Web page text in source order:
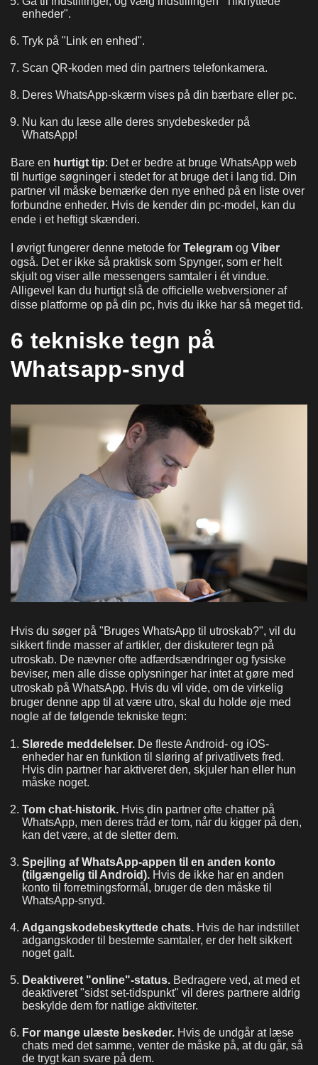
enheder".
Tryk på "Link en enhed".
Scan QR-koden med din partners telefonkamera.
Deres WhatsApp-skærm vises på din bærbare eller pc.
Nu kan du læse alle deres snydebeskeder på
WhatsApp!
Bare en hurtigt tip: Det er bedre at bruge WhatsApp web
til hurtige søgninger i stedet for at bruge det i lang tid. Din
partner vil måske bemærke den nye enhed på en liste over
forbundne enheder. Hvis de kender din pc-model, kan du
ende i et heftigt skænderi.
I øvrigt fungerer denne metode for Telegram og Viber
også. Det er ikke så praktisk som Spynger, som er helt
skjult og viser alle messengers samtaler i ét vindue.
Alligevel kan du hurtigt slå de officielle webversioner af
disse platforme op på din pc, hvis du ikke har så meget tid.
6 tekniske tegn på
Whatsapp-snyd
Hvis du søger på "Bruges WhatsApp til utroskab?", vil du
sikkert finde masser af artikler, der diskuterer tegn på
utroskab. De nævner ofte adfærdsændringer og fysiske
beviser, men alle disse oplysninger har intet at gøre med
utroskab på WhatsApp. Hvis du vil vide, om de virkelig
bruger denne app til at være utro, skal du holde øje med
nogle af de følgende tekniske tegn:
Slørede meddelelser. De fleste Android- og iOS-
enheder har en funktion til sløring af privatlivets fred.
Hvis din partner har aktiveret den, skjuler han eller hun
måske noget.
Tom chat-historik. Hvis din partner ofte chatter på
WhatsApp, men deres tråd er tom, når du kigger på den,
kan det være, at de sletter dem.
Spejling af WhatsApp-appen til en anden konto
(tilgængelig til Android). Hvis de ikke har en anden
konto til forretningsformål, bruger de den måske til
WhatsApp-snyd.
Adgangskodebeskyttede chats. Hvis de har indstillet
adgangskoder til bestemte samtaler, er der helt sikkert
noget galt.
Deaktiveret "online"-status. Bedragere ved, at med et
deaktiveret "sidst set-tidspunkt" vil deres partnere aldrig
beskylde dem for natlige aktiviteter.
For mange ulæste beskeder. Hvis de undgår at læse
chats med det samme, venter de måske på, at du går, så
de trygt kan svare på dem.